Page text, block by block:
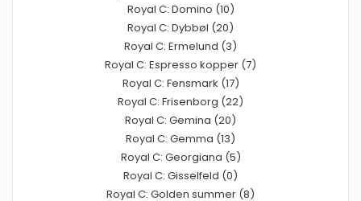
Royal C: Domino (10)
Royal C: Dybbøl (20)
Royal C: Ermelund (3)
Royal C: Espresso kopper (7)
Royal C: Fensmark (17)
Royal C: Frisenborg (22)
Royal C: Gemina (20)
Royal C: Gemma (13)
Royal C: Georgiana (5)
Royal C: Gisselfeld (0)
Royal C: Golden summer (8)